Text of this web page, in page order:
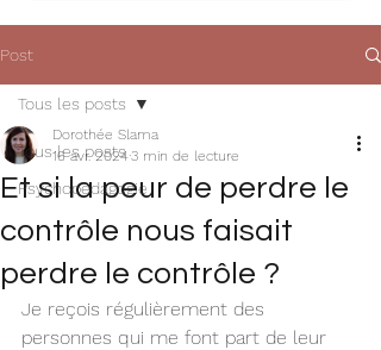
Post
Tous les posts
Psychopédagogie
Tous les posts
Et si la peur de perdre le
contrôle nous faisait
perdre le contrôle ?
Dorothée Slama
16 avr. 20243 min de lecture
Je reçois régulièrement des
personnes qui me font part de leur